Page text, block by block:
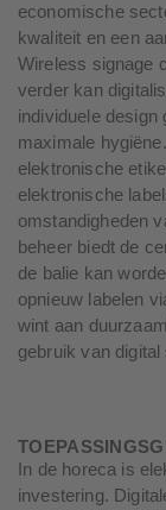
economische
kwaliteit en een
Wireless signage
verder kan
individuele design
maximale
elektronische
elektronische
omstandigheden
beheer biedt de
de balie kan
opnieuw labelen
wint aan
gebruik van digital
In de horeca is
investering.